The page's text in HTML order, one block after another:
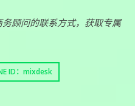
务顾问的联系方式，获取专属
ID：mixdesk